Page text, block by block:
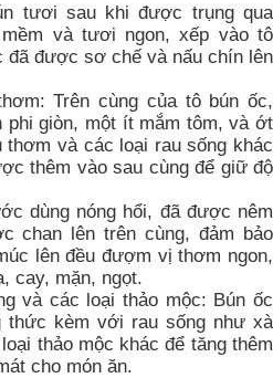
tươi sau khi được trụng qua
và tươi ngon, xếp vào tô
đã được sơ chế và nấu chín lên
Trên cùng của tô bún ốc,
phi giòn, một ít mắm tôm, và ớt
thơm và các loại rau sống khác
thêm vào sau cùng để giữ độ
dùng nóng hổi, đã được nêm
chan lên trên cùng, đảm bảo
lên đều đượm vị thơm ngon,
cay, mặn, ngọt.
và các loại thảo mộc: Bún ốc
kèm với rau sống như xà
thảo mộc khác để tăng thêm
cho món ăn.